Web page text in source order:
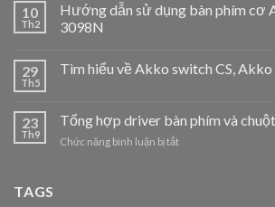
10
Th2
Hướng dẫn sử dụng bàn phím cơ
3098N
29
Th5
Tìm hiểu về Akko switch CS, Akko
23
Th9
Tổng hợp driver bàn phím và
Chức năng bình luận bị tắtở
TAGS